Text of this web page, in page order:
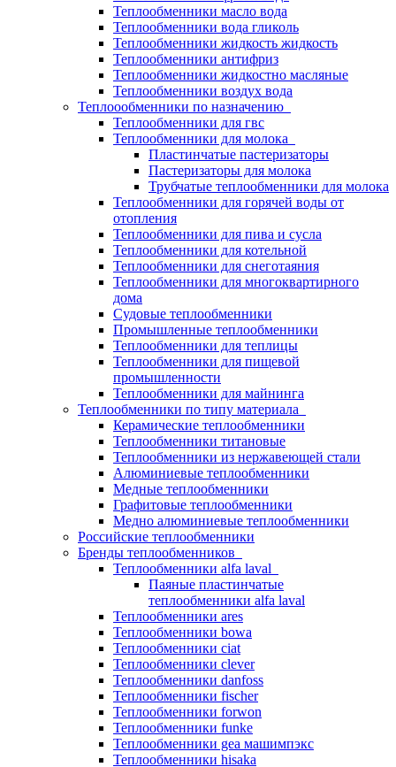
Теплообменники масло вода
Теплообменники вода гликоль
Теплообменники жидкость жидкость
Теплообменники антифриз
Теплообменники жидкостно масляные
Теплообменники воздух вода
Теплоообменники по назначению
Теплообменники для гвс
Теплообменники для молока
Пластинчатые пастеризаторы
Пастеризаторы для молока
Трубчатые теплообменники для молока
Теплообменники для горячей воды от
отопления
Теплообменники для пива и сусла
Теплообменники для котельной
Теплообменники для снеготаяния
Теплообменники для многоквартирного
дома
Судовые теплообменники
Промышленные теплообменники
Теплообменники для теплицы
Теплообменники для пищевой
промышленности
Теплообменники для майнинга
Теплообменники по типу материала
Керамические теплообменники
Теплообменники титановые
Теплообменники из нержавеющей стали
Алюминиевые теплообменники
Медные теплообменники
Графитовые теплообменники
Медно алюминиевые теплообменники
Российские теплообменники
Бренды теплообменников
Теплообменники alfa laval
Паяные пластинчатые
теплообменники alfa laval
Теплообменники ares
Теплообменники bowa
Теплообменники ciat
Теплообменники clever
Теплообменники danfoss
Теплообменники fischer
Теплообменники forwon
Теплообменники funke
Теплообменники gea машимпэкс
Теплообменники hisaka